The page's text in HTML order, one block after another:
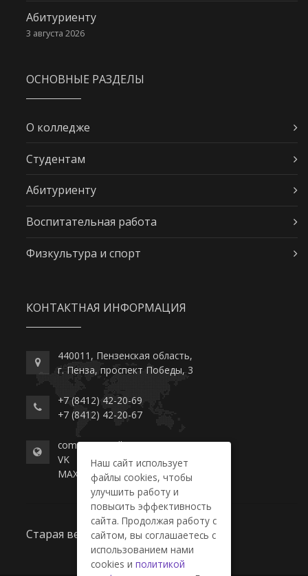
Абитуриенту
3 августа 2026
ОСНОВНЫЕ РАЗДЕЛЫ
О колледже
Студентам
Абитуриенту
Воспитательная работа
Физкультура и спорт
КОНТАКТНАЯ ИНФОРМАЦИЯ
440011, Пензенская область,
г. Пенза, проспект Победы, 3
+7 (8412) 42-20-69
+7 (8412) 42-20-67
commerce-college.ru
VK
MAX
Старая версия сайта
Наш сайт использует
файлы cookies, чтобы
улучшить работу и
повысить эффективность
сайта. Продолжая работу с
сайтом, вы соглашаетесь с
использованием нами
cookies и политикой